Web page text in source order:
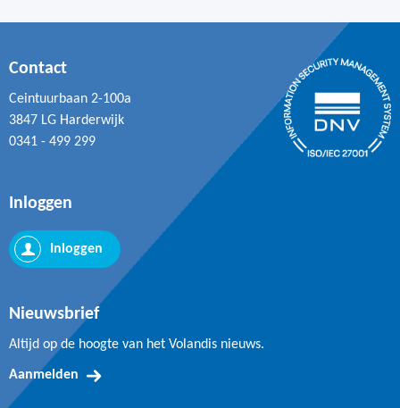
Contact
Ceintuurbaan 2-100a
3847 LG Harderwijk
0341 - 499 299
Nieuwsbrief
Altijd op de hoogte van het Volandis nieuws.
Aanmelden
Inloggen
Inloggen